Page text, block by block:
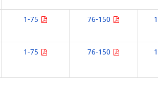
1-75 76-150
1-75 76-150